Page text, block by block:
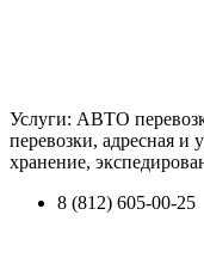
Услуги: АВТО
перевозки, адресная и
хранение,
8 (812) 605-00-25